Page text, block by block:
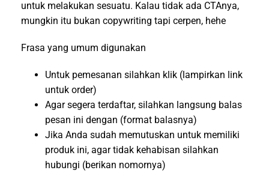
untuk melakukan sesuatu. Kalau tidak ada CTAnya,
mungkin itu bukan copywriting tapi cerpen, hehe
Frasa yang umum digunakan
Untuk pemesanan silahkan klik (lampirkan link
untuk order)
Agar segera terdaftar, silahkan langsung balas
pesan ini dengan (format balasnya)
Jika Anda sudah memutuskan untuk memiliki
produk ini, agar tidak kehabisan silahkan
hubungi (berikan nomornya)